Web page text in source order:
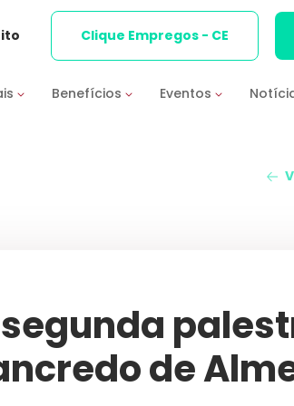
Benefícios Eventos
Clique Empregos - CE
de